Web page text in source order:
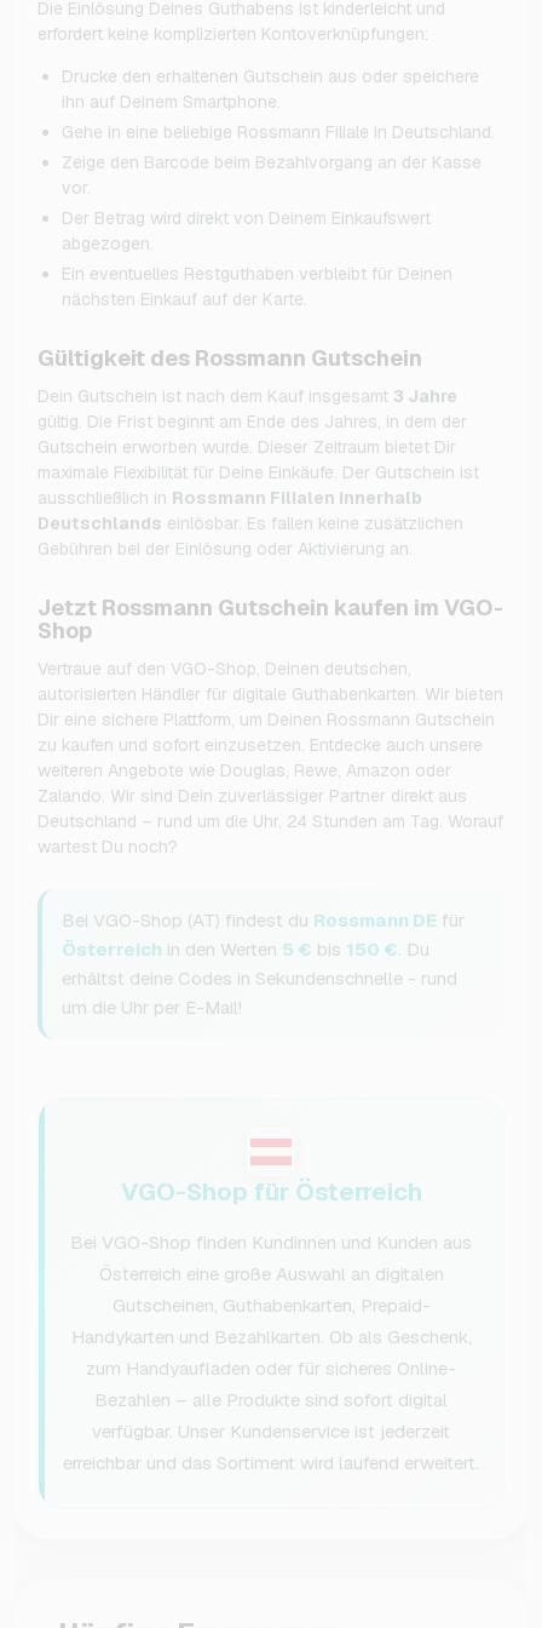
Die Einlösung Deines Guthabens ist kinderleicht und
erfordert keine komplizierten Kontoverknüpfungen:
Drucke den erhaltenen Gutschein aus oder speichere
ihn auf Deinem Smartphone.
Gehe in eine beliebige Rossmann Filiale in Deutschland.
Zeige den Barcode beim Bezahlvorgang an der Kasse
vor.
Der Betrag wird direkt von Deinem Einkaufswert
abgezogen.
Ein eventuelles Restguthaben verbleibt für Deinen
nächsten Einkauf auf der Karte.
Gültigkeit des Rossmann Gutschein
Dein Gutschein ist nach dem Kauf insgesamt 3 Jahre
gültig. Die Frist beginnt am Ende des Jahres, in dem der
Gutschein erworben wurde. Dieser Zeitraum bietet Dir
maximale Flexibilität für Deine Einkäufe. Der Gutschein ist
ausschließlich in Rossmann Filialen innerhalb
Deutschlands einlösbar. Es fallen keine zusätzlichen
Gebühren bei der Einlösung oder Aktivierung an.
Jetzt Rossmann Gutschein kaufen im VGO-
Shop
Vertraue auf den VGO-Shop, Deinen deutschen,
autorisierten Händler für digitale Guthabenkarten. Wir bieten
Dir eine sichere Plattform, um Deinen Rossmann Gutschein
zu kaufen und sofort einzusetzen. Entdecke auch unsere
weiteren Angebote wie Douglas, Rewe, Amazon oder
Zalando. Wir sind Dein zuverlässiger Partner direkt aus
Deutschland – rund um die Uhr, 24 Stunden am Tag. Worauf
wartest Du noch?
Bei VGO-Shop (AT) findest du Rossmann DE für
Österreich in den Werten 5 € bis 150 € . Du
erhältst deine Codes in Sekundenschnelle - rund
um die Uhr per E-Mail!
VGO-Shop für Österreich
Bei VGO-Shop finden Kundinnen und Kunden aus
Österreich eine große Auswahl an digitalen
Gutscheinen, Guthabenkarten, Prepaid-
Handykarten und Bezahlkarten. Ob als Geschenk,
zum Handyaufladen oder für sicheres Online-
Bezahlen – alle Produkte sind sofort digital
verfügbar. Unser Kundenservice ist jederzeit
erreichbar und das Sortiment wird laufend erweitert.